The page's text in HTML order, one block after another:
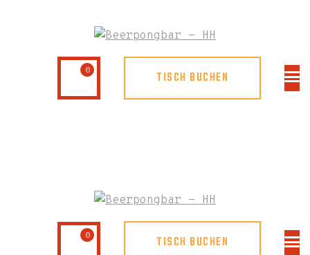
0 TISCH BUCHEN
0 TISCH BUCHEN